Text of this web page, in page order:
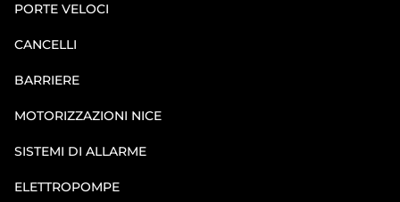
PORTE VELOCI
CANCELLI
BARRIERE
MOTORIZZAZIONI NICE
SISTEMI DI ALLARME
ELETTROPOMPE